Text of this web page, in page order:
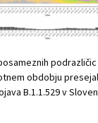
obdobju
B.1.1.529 v